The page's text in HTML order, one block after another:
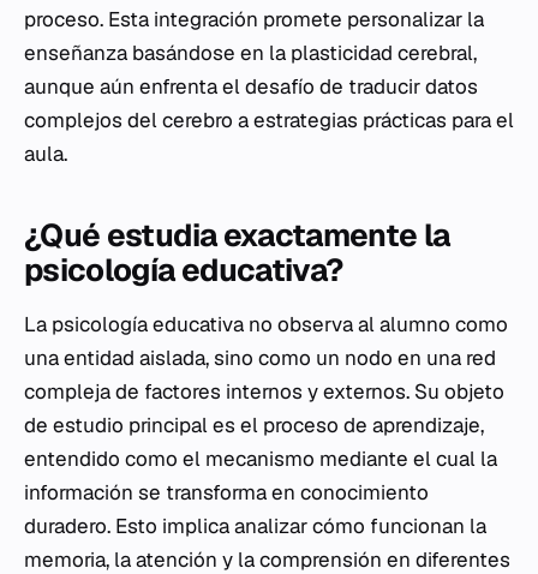
proceso. Esta integración promete personalizar la
enseñanza basándose en la plasticidad cerebral,
aunque aún enfrenta el desafío de traducir datos
complejos del cerebro a estrategias prácticas para el
aula.
¿Qué estudia exactamente la
psicología educativa?
La psicología educativa no observa al alumno como
una entidad aislada, sino como un nodo en una red
compleja de factores internos y externos. Su objeto
de estudio principal es el proceso de aprendizaje,
entendido como el mecanismo mediante el cual la
información se transforma en conocimiento
duradero. Esto implica analizar cómo funcionan la
memoria, la atención y la comprensión en diferentes